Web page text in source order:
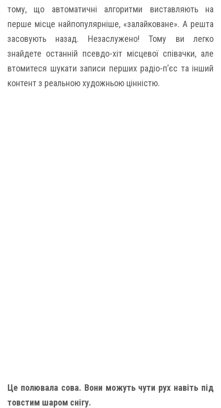
тому, що автоматичні алгоритми виставляють на
перше місце найпопулярніше, «залайковане». А решта
засовують назад. Незаслужено! Тому ви легко
знайдете останній псевдо-хіт місцевої співачки, але
втомитеся шукати записи перших радіо-п’єс та інший
контент з реальною художньою цінністю.
Це полювала сова. Вони можуть чути рух навіть під
товстим шаром снігу.